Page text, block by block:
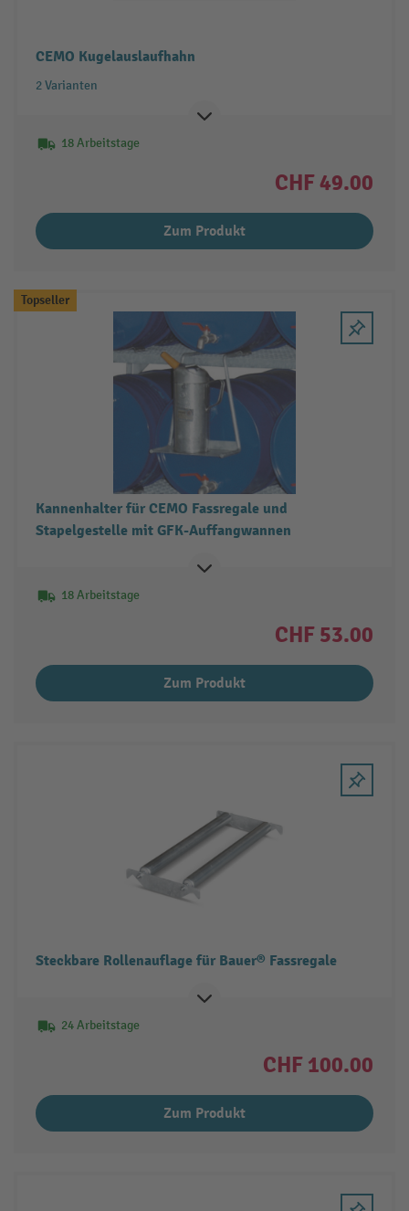
CEMO Kugelauslaufhahn
2 Varianten
18 Arbeitstage
CHF 49.00
Zum Produkt
Topseller
Kannenhalter für CEMO Fassregale und
Stapelgestelle mit GFK-Auffangwannen
18 Arbeitstage
CHF 53.00
Zum Produkt
Steckbare Rollenauflage für Bauer® Fassregale
24 Arbeitstage
CHF 100.00
Zum Produkt